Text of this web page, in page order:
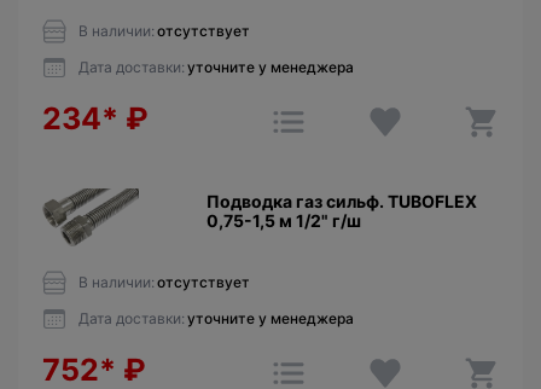
В наличии: отсутствует
Дата доставки: уточните у менеджера
234* ₽
Подводкa газ сильф. TUBOFLEX
0,75-1,5 м 1/2" г/ш
В наличии: отсутствует
Дата доставки: уточните у менеджера
752* ₽